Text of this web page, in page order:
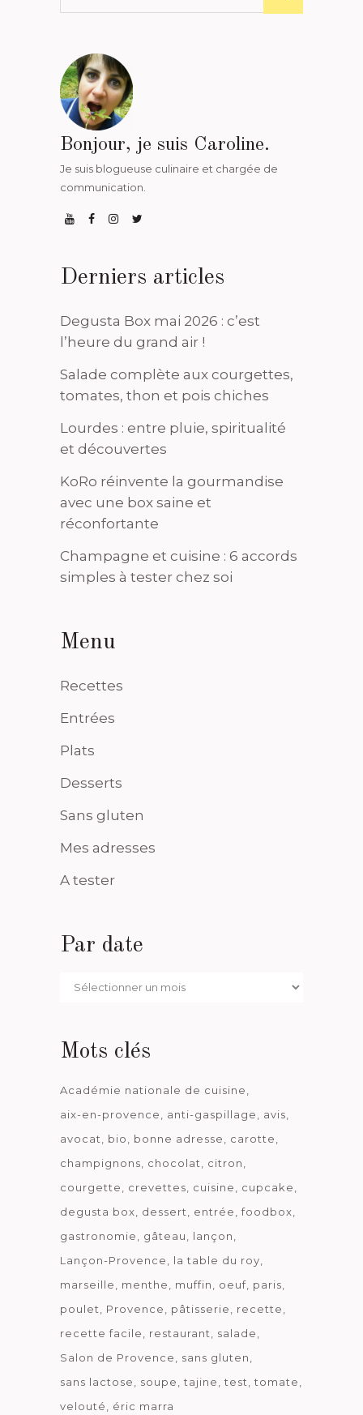
Bonjour, je suis Caroline.
Je suis blogueuse culinaire et chargée de
communication.
Derniers articles
Degusta Box mai 2026 : c’est
l’heure du grand air !
Salade complète aux courgettes,
tomates, thon et pois chiches
Lourdes : entre pluie, spiritualité
et découvertes
KoRo réinvente la gourmandise
avec une box saine et
réconfortante
Champagne et cuisine : 6 accords
simples à tester chez soi
Menu
Recettes
Entrées
Plats
Desserts
Sans gluten
Mes adresses
A tester
Par date
Par
Mots clés
Académie nationale de cuisine
aix-en-provence
anti-gaspillage
avis
avocat
bio bonne adresse
carotte
champignons
chocolat
citron
courgette
crevettes cuisine
cupcake
degusta box
dessert entrée
foodbox
gastronomie
gâteau
lançon
Lançon-Provence
la table du roy
marseille
menthe muffin oeuf paris
poulet
Provence pâtisserie
recette
recette facile
restaurant
salade
Salon de Provence
sans gluten
sans lactose
soupe tajine test
tomate
velouté
éric marra